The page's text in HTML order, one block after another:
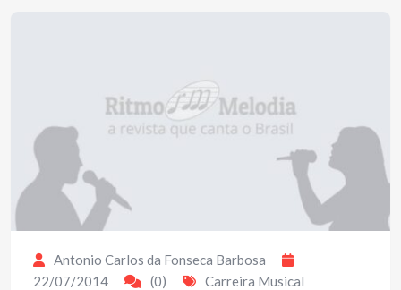
Antonio Carlos da Fonseca Barbosa
22/07/2014
(0) Carreira Musical